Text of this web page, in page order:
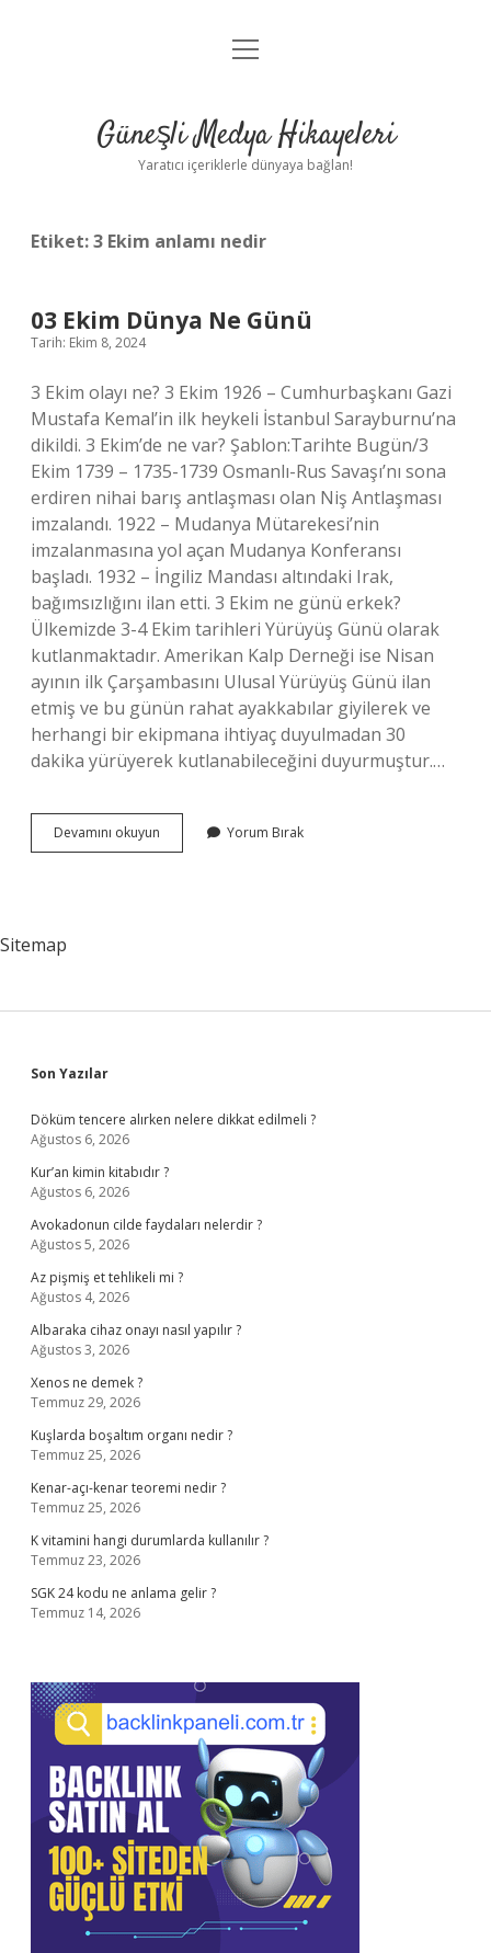
Anasayfa
Yasal Uyarı
menüyü
Güneşli Medya Hikayeleri
Yaratıcı içeriklerle dünyaya bağlan!
Etiket:3 Ekim anlamı nedir
03 Ekim Dünya Ne Günü
Tarih: Ekim 8, 2024
3 Ekim olayı ne? 3 Ekim 1926 – Cumhurbaşkanı Gazi
Mustafa Kemal’in ilk heykeli İstanbul Sarayburnu’na
dikildi. 3 Ekim’de ne var? Şablon:Tarihte Bugün/3
Ekim 1739 – 1735-1739 Osmanlı-Rus Savaşı’nı sona
erdiren nihai barış antlaşması olan Niş Antlaşması
imzalandı. 1922 – Mudanya Mütarekesi’nin
imzalanmasına yol açan Mudanya Konferansı
başladı. 1932 – İngiliz Mandası altındaki Irak,
bağımsızlığını ilan etti. 3 Ekim ne günü erkek?
Ülkemizde 3-4 Ekim tarihleri ​​Yürüyüş Günü olarak
kutlanmaktadır. Amerikan Kalp Derneği ise Nisan
ayının ilk Çarşambasını Ulusal Yürüyüş Günü ilan
etmiş ve bu günün rahat ayakkabılar giyilerek ve
herhangi bir ekipmana ihtiyaç duyulmadan 30
dakika yürüyerek kutlanabileceğini duyurmuştur.…
Devamını okuyun
Ekim
Yorum Bırak
Sitemap
Sidebar
Son Yazılar
Döküm tencere alırken nelere dikkat edilmeli ?
Ağustos 6, 2026
Kur’an kimin kitabıdır ?
Ağustos 6, 2026
Avokadonun cilde faydaları nelerdir ?
Ağustos 5, 2026
Az pişmiş et tehlikeli mi ?
Ağustos 4, 2026
Albaraka cihaz onayı nasıl yapılır ?
Ağustos 3, 2026
Xenos ne demek ?
Temmuz 29, 2026
Kuşlarda boşaltım organı nedir ?
Temmuz 25, 2026
Kenar-açı-kenar teoremi nedir ?
Temmuz 25, 2026
K vitamini hangi durumlarda kullanılır ?
Temmuz 23, 2026
SGK 24 kodu ne anlama gelir ?
Temmuz 14, 2026